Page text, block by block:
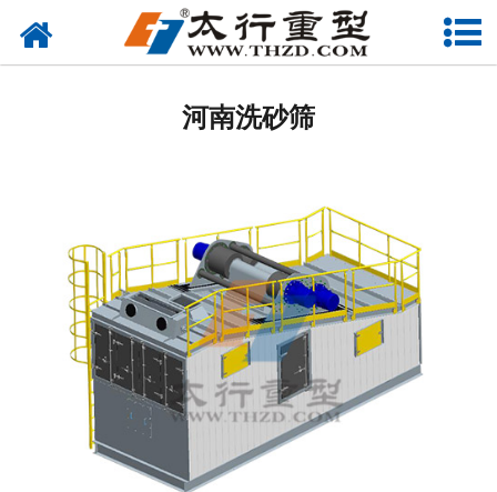
网站首页
- 河南沥青筛
- 河南砂石筛
- 河南直线筛
- 河南香蕉筛
河南洗砂筛